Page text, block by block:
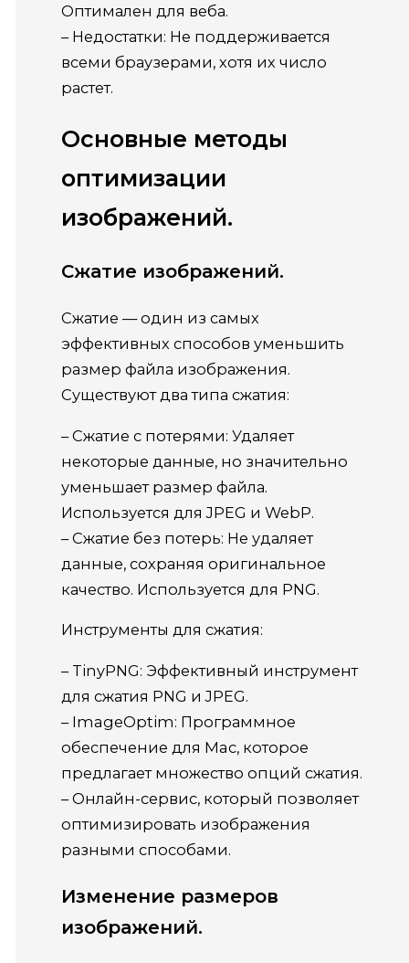
Оптимален для веба.
– Недостатки: Не поддерживается
всеми браузерами, хотя их число
растет.
Основные методы
оптимизации
изображений.
Сжатие изображений.
Сжатие — один из самых
эффективных способов уменьшить
размер файла изображения.
Существуют два типа сжатия:
– Сжатие с потерями: Удаляет
некоторые данные, но значительно
уменьшает размер файла.
Используется для JPEG и WebP.
– Сжатие без потерь: Не удаляет
данные, сохраняя оригинальное
качество. Используется для PNG.
Инструменты для сжатия:
– TinyPNG: Эффективный инструмент
для сжатия PNG и JPEG.
– ImageOptim: Программное
обеспечение для Mac, которое
предлагает множество опций сжатия.
– Онлайн-сервис, который позволяет
оптимизировать изображения
разными способами.
Изменение размеров
изображений.